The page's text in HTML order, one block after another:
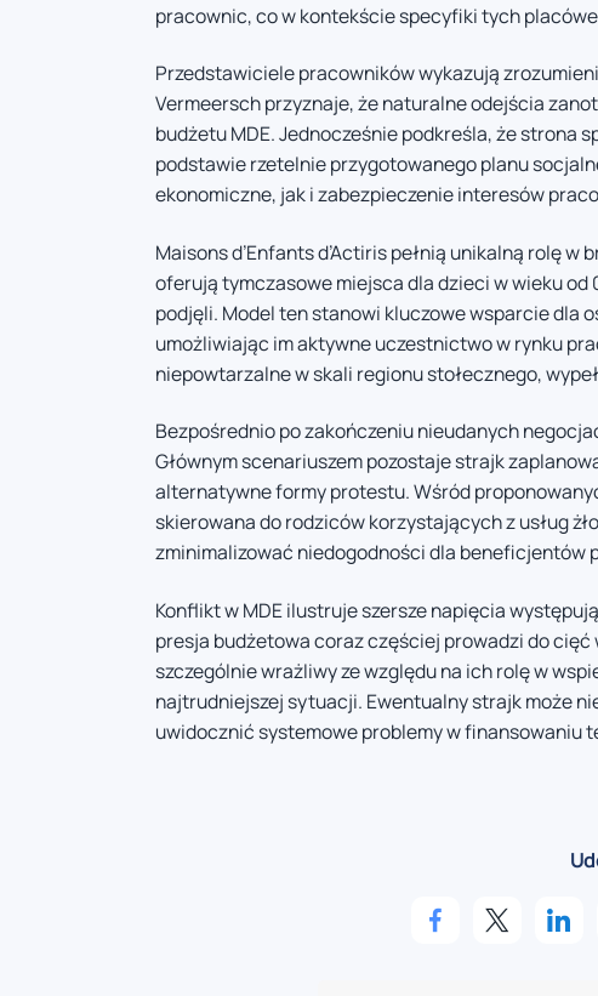
pracownic, co w kontekście specyfiki tych
Przedstawiciele pracowników wykazują
Vermeersch przyznaje, że naturalne odejścia
budżetu MDE. Jednocześnie podkreśla, że strona
podstawie rzetelnie przygotowanego planu
ekonomiczne, jak i zabezpieczenie interesów
Maisons d’Enfants d’Actiris pełnią unikalną rolę
oferują tymczasowe miejsca dla dzieci w wieku
podjęli. Model ten stanowi kluczowe wsparcie dla
umożliwiając im aktywne uczestnictwo w rynku
niepowtarzalne w skali regionu stołecznego,
Bezpośrednio po zakończeniu nieudanych
Głównym scenariuszem pozostaje strajk
alternatywne formy protestu. Wśród
skierowana do rodziców korzystających z usług
zminimalizować niedogodności dla beneficjentów
Konflikt w MDE ilustruje szersze napięcia
presja budżetowa coraz częściej prowadzi do cięć
szczególnie wrażliwy ze względu na ich rolę w
najtrudniejszej sytuacji. Ewentualny strajk może
uwidocznić systemowe problemy w finansowaniu